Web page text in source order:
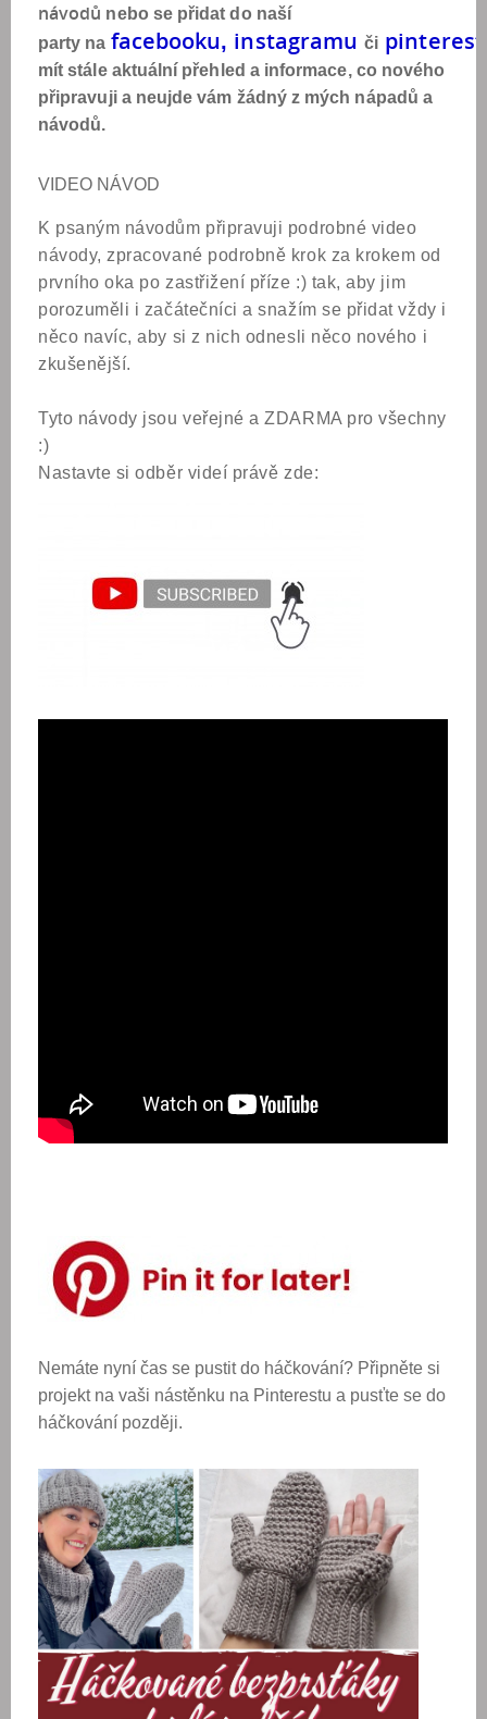
návodů nebo se přidat do naší
party na facebooku, instagramu či pinterest
mít stále aktuální přehled a informace, co nového
připravuji a neujde vám žádný z mých nápadů a
návodů.
VIDEO NÁVOD
K psaným návodům připravuji podrobné video
návody, zpracované podrobně krok za krokem od
prvního oka po zastřižení příze :) tak, aby jim
porozuměli i začátečníci a snažím se přidat vždy i
něco navíc, aby si z nich odnesli něco nového i
zkušenější.
Tyto návody jsou veřejné a ZDARMA pro všechny
:)
Nastavte si odběr videí právě zde:
Nemáte nyní čas se pustit do háčkování? Připněte si
projekt na vaši nástěnku na Pinterestu a pusťte se do
háčkování později.